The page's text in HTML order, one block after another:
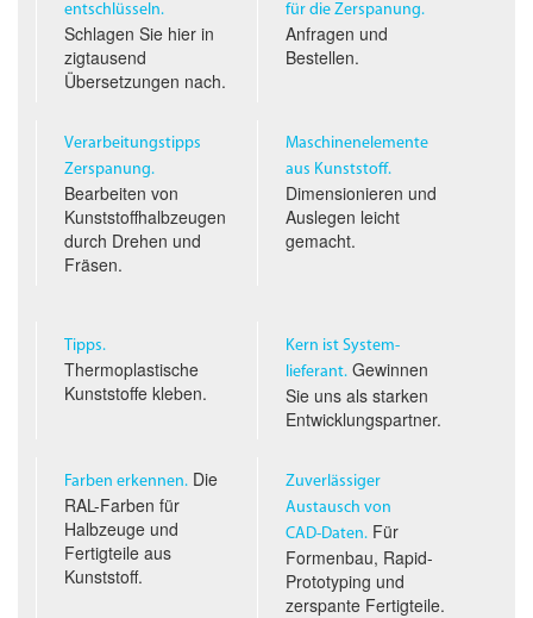
entschlüsseln.
Schlagen Sie hier in
zigtausend
Übersetzungen nach.
für die Zerspanung.
Anfragen und
Bestellen.
Verarbeitungstipps
Zerspanung.
Bearbeiten von
Kunststoffhalbzeugen
durch Drehen und
Fräsen.
Maschinenelemente
aus Kunststoff.
Dimensionieren und
Auslegen leicht
gemacht.
Tipps.
Thermoplastische
Kunststoffe kleben.
Kern ist System­
lieferant.Gewinnen
Sie uns als starken
Entwicklungspartner.
Farben erkennen.Die
RAL-Farben für
Halbzeuge und
Fertigteile aus
Kunststoff.
Zuverlässiger
Austausch von
CAD-Daten.Für
Formenbau, Rapid-
Prototyping und
zerspante Fertigteile.